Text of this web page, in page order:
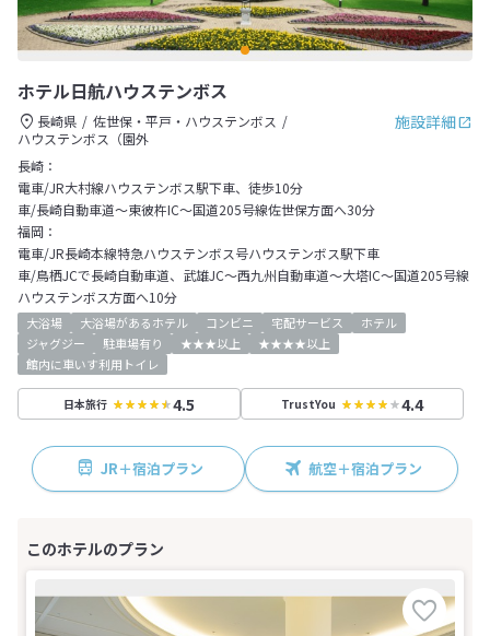
ホテル日航ハウステンボス
施設詳細
長崎県
佐世保・平戸・ハウステンボス
ハウステンボス（園外
長崎：
電車/JR大村線ハウステンボス駅下車、徒歩10分
車/長崎自動車道～東彼杵IC～国道205号線佐世保方面へ30分
福岡：
電車/JR長崎本線特急ハウステンボス号ハウステンボス駅下車
車/鳥栖JCで長崎自動車道、武雄JC～西九州自動車道～大塔IC～国道205号線
ハウステンボス方面へ10分
大浴場 大浴場があるホテル コンビニ 宅配サービス
ホテル
ジャグジー
駐車場有り ★★★以上
★★★★以上
館内に車いす利用トイレ
日本旅行 4.5 TrustYou 4.4
JR＋宿泊プラン 航空＋宿泊プラン